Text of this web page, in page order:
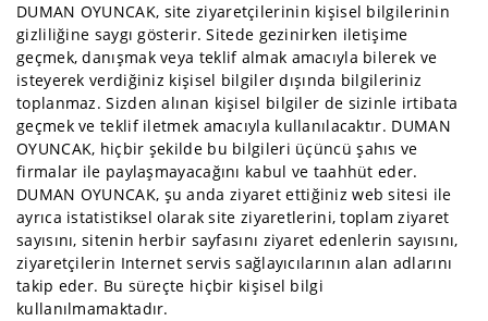
Arabalar
Araçlar
Bebek
Oyuncakları
Bebekler
Deniz
Malzemeleri
Eğitici
Oyuncaklar
Hobi
DUMAN OYUNCAK, site ziyaretçilerinin kişisel bilgilerinin
gizliliğine saygı gösterir. Sitede gezinirken iletişime
geçmek, danışmak veya teklif almak amacıyla bilerek ve
isteyerek verdiğiniz kişisel bilgiler dışında bilgileriniz
toplanmaz. Sizden alınan kişisel bilgiler de sizinle irtibata
geçmek ve teklif iletmek amacıyla kullanılacaktır. DUMAN
OYUNCAK, hiçbir şekilde bu bilgileri üçüncü şahıs ve
firmalar ile paylaşmayacağını kabul ve taahhüt eder.
DUMAN OYUNCAK, şu anda ziyaret ettiğiniz web sitesi ile
ayrıca istatistiksel olarak site ziyaretlerini, toplam ziyaret
sayısını, sitenin herbir sayfasını ziyaret edenlerin sayısını,
ziyaretçilerin Internet servis sağlayıcılarının alan adlarını
takip eder. Bu süreçte hiçbir kişisel bilgi
kullanılmamaktadır.